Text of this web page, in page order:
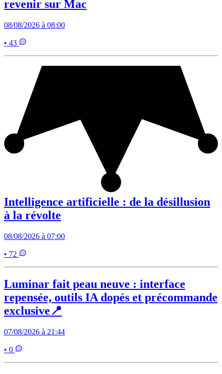
revenir sur Mac
08/08/2026 à 08:00
• 43
Intelligence artificielle : de la désillusion
à la révolte
08/08/2026 à 07:00
• 72
Luminar fait peau neuve : interface
repensée, outils IA dopés et précommande
exclusive📍
07/08/2026 à 21:44
• 0